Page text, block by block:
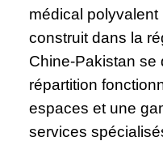
médical
construit dans la
Chine-Pakistan se
répartition
espaces et une
services